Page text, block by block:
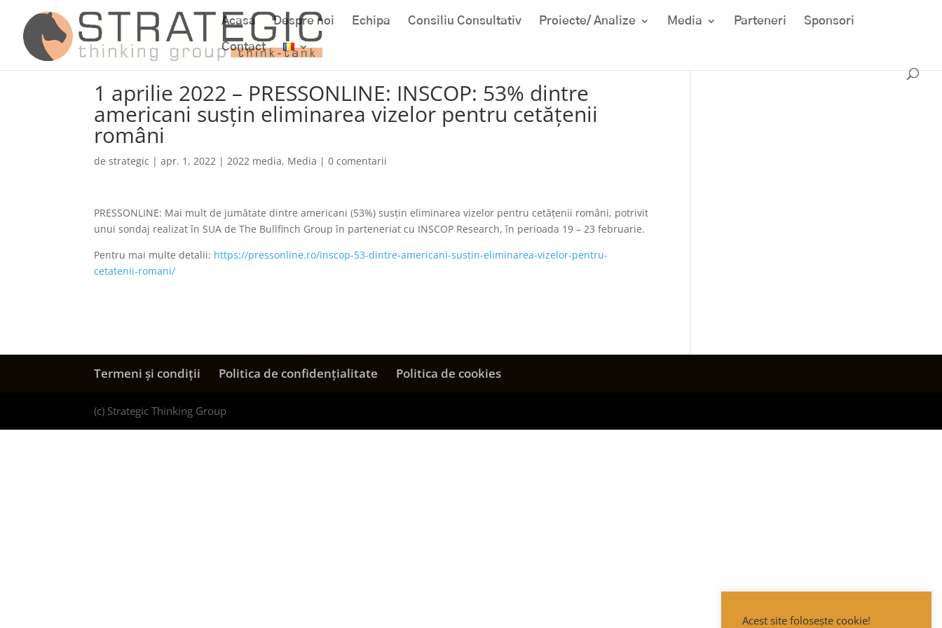
Acasa Despre noi Echipa Consiliu Consultativ Proiecte/ Analize Media Parteneri Sponsori
Contact
1 aprilie 2022 – PRESSONLINE: INSCOP: 53% dintre
americani susţin eliminarea vizelor pentru cetăţenii
români
destrategic |apr. 1, 2022 |2022 media, Media |0 comentarii
PRESSONLINE: Mai mult de jumătate dintre americani (53%) susţin eliminarea vizelor pentru cetăţenii români, potrivit
unui sondaj realizat în SUA de The Bullfinch Group în parteneriat cu INSCOP Research, în perioada 19 – 23 februarie.
Pentru mai multe detalii: https://pressonline.ro/inscop-53-dintre-americani-sustin-eliminarea-vizelor-pentru-
cetatenii-romani/
Termeni și condiții Politica de confidențialitate Politica de cookies
(c) Strategic Thinking Group
Acest site folosește cookie!